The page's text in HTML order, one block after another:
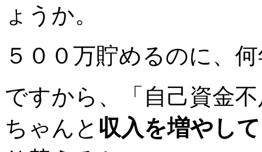
ょうか。
５００万貯めるのに、
ですから、「自己資金
ちゃんと 収入を増やし